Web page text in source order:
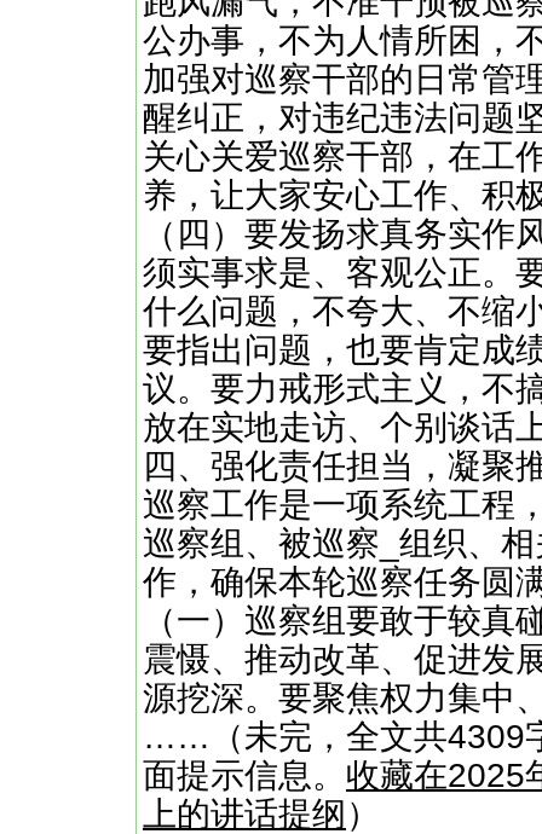
公办事，不为人情所困，
加强对巡察干部的日常管
醒纠正，对违纪违法问题
关心关爱巡察干部，在工
养，让大家安心工作、积
（四）要发扬求真务实作
须实事求是、客观公正。
什么问题，不夸大、不缩
要指出问题，也要肯定成
议。要力戒形式主义，不
放在实地走访、个别谈话
四、强化责任担当，凝聚
巡察工作是一项系统工程
巡察组、被巡察_组织、
作，确保本轮巡察任务圆
（一）巡察组要敢于较真
震慑、推动改革、促进发
源挖深。要聚焦权力集中
……（未完，全文共4309
面提示信息。 收藏在2025
上的讲话提纲 ）